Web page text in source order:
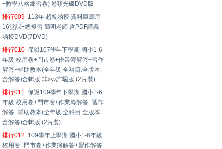
+數學八格練習卷) 卷類光碟DVD版
排行009 113年 超級函授 資料庫應用
16堂課+總複習 簡明老師 含PDF講義
函授DVD(7DVD)
排行010 保證107學年下學期 國小1-6
年級 校用卷+門市卷+作業簿解答+習作
解答+輔助教本(全年級.全科目.全版本.
含解答)合輯版 非xyz詐騙版 (2片裝)
排行011 保證109學年下學期 國小1-6
年級 校用卷+門市卷+作業簿解答+習作
解答+輔助教本(全年級.全科目.全版本.
含解答)合輯版 (2片裝)
排行012 109學年上學期 國小1-6年級
校用卷+門市卷+作業簿解答+習作解答